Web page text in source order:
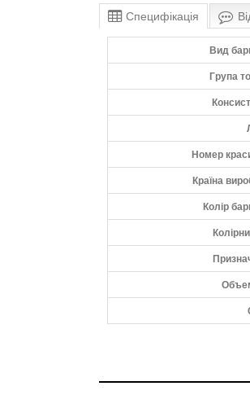
Специфікація
Вид
Група
Номер
Країна
Колір